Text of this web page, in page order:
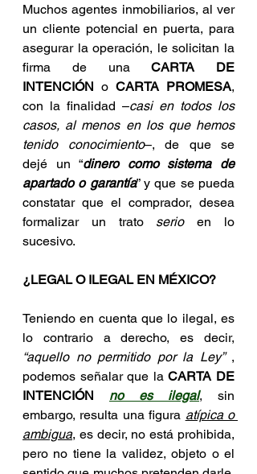
Muchos agentes inmobiliarios, al ver
un cliente potencial en puerta, para
asegurar la operación, le solicitan la
firma de una CARTA DE
INTENCIÓN o CARTA PROMESA,
con la finalidad –casi en todos los
casos, al menos en los que hemos
tenido conocimiento–, de que se
dejé un “dinero como sistema de
apartado o garantía” y que se pueda
constatar que el comprador, desea
formalizar un trato serio en lo
sucesivo.
¿LEGAL O ILEGAL EN MÉXICO?
Teniendo en cuenta que lo ilegal, es
“aquello no permitido por la Ley” ,
podemos señalar que la CARTA DE
INTENCIÓN no es ilegal, sin
embargo, resulta una figura atípica o
ambigua, es decir, no está prohibida,
pero no tiene la validez, objeto o el